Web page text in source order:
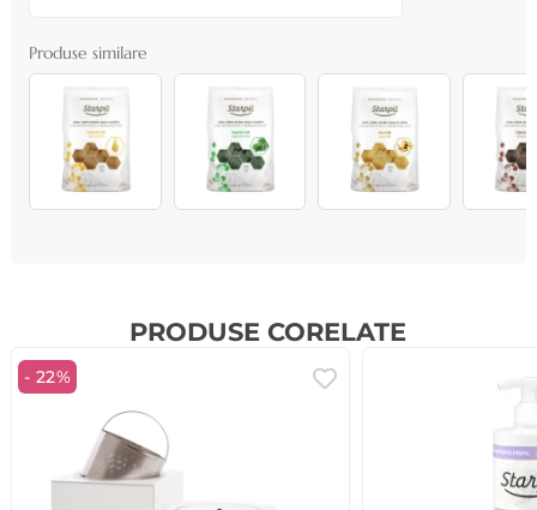
Produse similare
PRODUSE CORELATE
- 22%